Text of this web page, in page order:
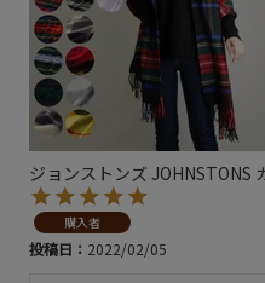
ジョンストンズ JOHNSTONS
購入者
投稿日 2022/02/05